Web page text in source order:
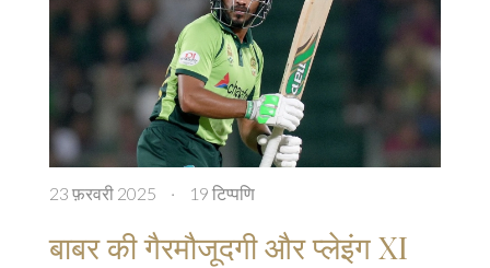
23 फ़रवरी 2025 · 19 टिप्पणि
बाबर की गैरमौजूदगी और प्लेइंग XI